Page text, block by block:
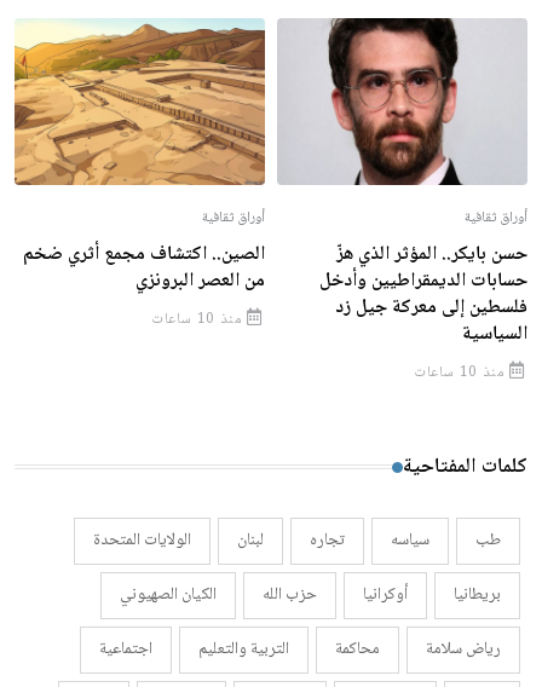
أوراق ثقافية
حسن بايكر.. المؤثر الذي هزّ
حسابات الديمقراطيين وأدخل
فلسطين إلى معركة جيل زد
السياسية
منذ 10 ساعات
أوراق ثقافية
الصين.. اكتشاف مجمع أثري ضخم
من العصر البرونزي
منذ 10 ساعات
كلمات المفتاحية
طب سياسه تجاره لبنان
الولايات المتحدة
بريطانيا
أوكرانيا حزب الله
الكيان الصهيوني
رياض سلامة
محاكمة التربية والتعليم
اجتماعية